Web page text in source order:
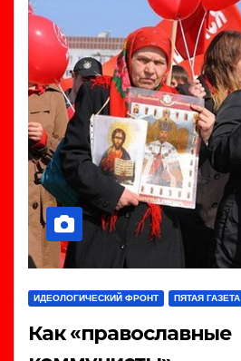
ИДЕОЛОГИЧЕСКИЙ ФРОНТ ПЯТАЯ ГАЗЕТА
Как «православные